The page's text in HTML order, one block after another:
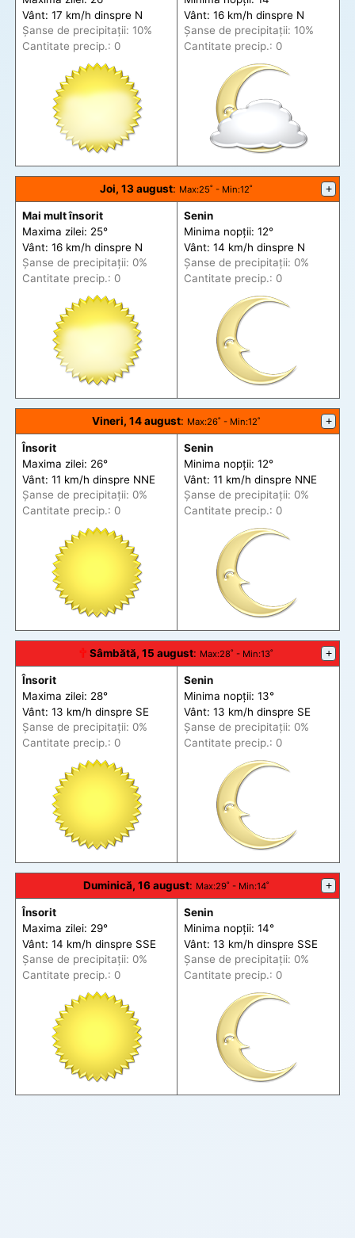
Vânt: 17 km/h dinspre N
Șanse de precipitații: 10%
Cantitate precip.: 0
Vânt: 16 km/h dinspre N
Șanse de precipitații: 10%
Cantitate precip.: 0
Joi, 13 august: Max:25˚ - Min:12˚ +
Mai mult însorit
Maxima zilei: 25°
Vânt: 16 km/h dinspre N
Șanse de precipitații: 0%
Cantitate precip.: 0
Senin
Minima nopții: 12°
Vânt: 14 km/h dinspre N
Șanse de precipitații: 0%
Cantitate precip.: 0
Vineri, 14 august: Max:26˚ - Min:12˚ +
Însorit
Maxima zilei: 26°
Vânt: 11 km/h dinspre NNE
Șanse de precipitații: 0%
Cantitate precip.: 0
Senin
Minima nopții: 12°
Vânt: 11 km/h dinspre NNE
Șanse de precipitații: 0%
Cantitate precip.: 0
🕆 Sâmbătă, 15 august: Max:28˚ - Min:13˚ +
Însorit
Maxima zilei: 28°
Vânt: 13 km/h dinspre SE
Șanse de precipitații: 0%
Cantitate precip.: 0
Senin
Minima nopții: 13°
Vânt: 13 km/h dinspre SE
Șanse de precipitații: 0%
Cantitate precip.: 0
Duminică, 16 august: Max:29˚ - Min:14˚ +
Însorit
Maxima zilei: 29°
Vânt: 14 km/h dinspre SSE
Șanse de precipitații: 0%
Cantitate precip.: 0
Senin
Minima nopții: 14°
Vânt: 13 km/h dinspre SSE
Șanse de precipitații: 0%
Cantitate precip.: 0